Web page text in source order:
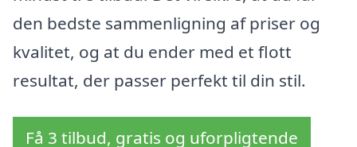
den bedste sammenligning af priser og
kvalitet, og at du ender med et flott
resultat, der passer perfekt til din stil.
Få 3 tilbud, gratis og uforpligtende